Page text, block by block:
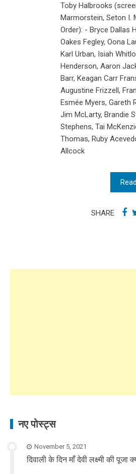
Toby Halbrooks
Marmorstein, Seton I.
Order): - Bryce Dallas
Oakes Fegley, Oona
Karl Urban, Isiah
Henderson, Aaron
Barr, Keagan Carr
Augustine Frizzell,
Esmée Myers, Gareth
Jim McLarty, Brandie
Stephens, Tai
Thomas, Ruby
Allcock
SHARE
नए पोस्ट्स
November 5, 2021
दिवाली के दिन माँ देवी लक्ष्मी की पूजा